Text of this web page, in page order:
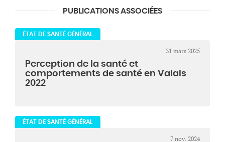
PUBLICATIONS ASSOCIÉES
ÉTAT DE SANTÉ GÉNÉRAL
31 mars 2025
Perception de la santé et
comportements de santé en Valais
2022
ÉTAT DE SANTÉ GÉNÉRAL
7 nov. 2024